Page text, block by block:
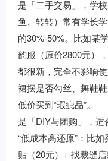
是「二手交易」，学
鱼、转转）常有学长
的30%-50%。比如某
韵服（原价2800元）
都很新，完全不影响
裙摆是否勾丝、舞鞋
低价买到“瑕疵品”。
是「DIY与团购」，
“低成本高还原”：比
贴（20元）+ 找裁缝